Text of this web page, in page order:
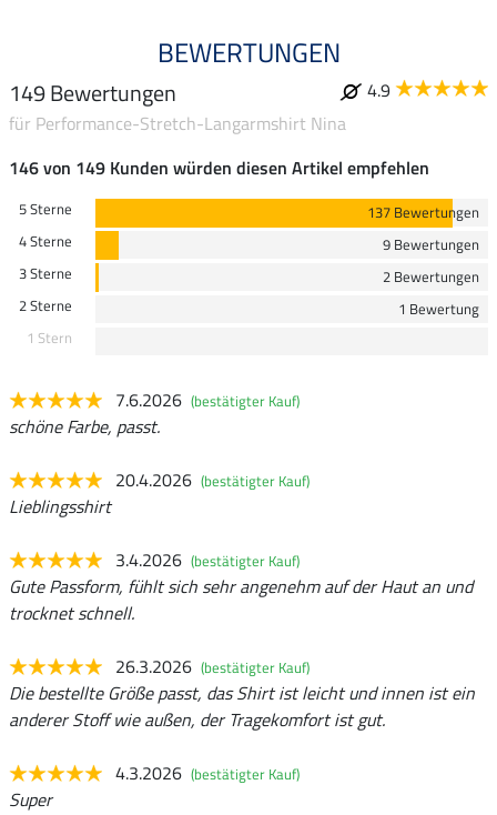
BEWERTUNGEN
149 Bewertungen
4.9
für Performance-Stretch-Langarmshirt Nina
146 von 149 Kunden würden diesen Artikel empfehlen
5 Sterne
137 Bewertungen
4 Sterne
9 Bewertungen
3 Sterne
2 Bewertungen
2 Sterne
1 Bewertung
1 Stern
7.6.2026 (bestätigter Kauf)
schöne Farbe, passt.
20.4.2026 (bestätigter Kauf)
Lieblingsshirt
3.4.2026 (bestätigter Kauf)
Gute Passform, fühlt sich sehr angenehm auf der Haut an und
trocknet schnell.
26.3.2026 (bestätigter Kauf)
Die bestellte Größe passt, das Shirt ist leicht und innen ist ein
anderer Stoff wie außen, der Tragekomfort ist gut.
4.3.2026 (bestätigter Kauf)
Super